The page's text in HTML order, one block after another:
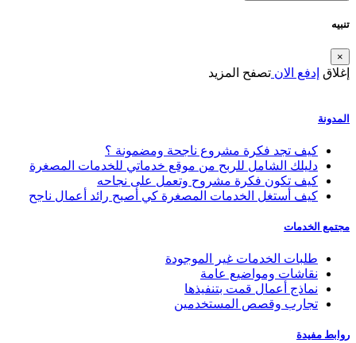
تنبيه
×
إغلاق إدفع الان تصفح المزيد
المدونة
كيف تجد فكرة مشروع ناجحة ومضمونة ؟
دليلك الشامل للربح من موقع خدماتي للخدمات المصغرة
كيف تكون فكرة مشروح وتعمل على نجاحه
كيف أستغل الخدمات المصغرة كي أصبح رائد أعمال ناجح
مجتمع الخدمات
طلبات الخدمات غير الموجودة
نقاشات ومواضيع عامة
نماذج أعمال قمت بتنفيذها
تجارب وقصص المستخدمين
روابط مفيدة